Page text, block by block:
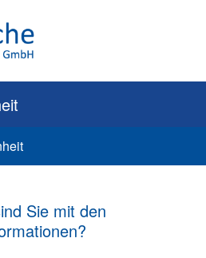
Sie mit den